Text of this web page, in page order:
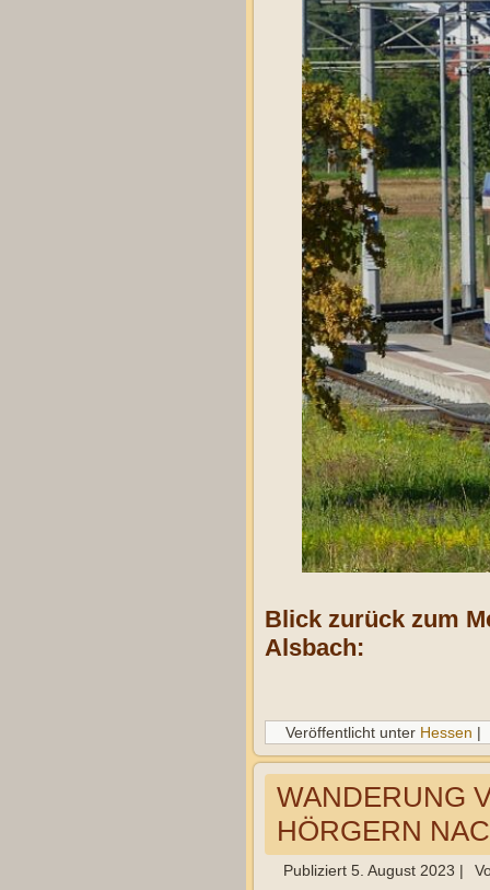
Blick zurück zum
Alsbach:
Veröffentlicht unter Hessen |
WANDERUNG
HÖRGERN
Publiziert 5. August 2023 |